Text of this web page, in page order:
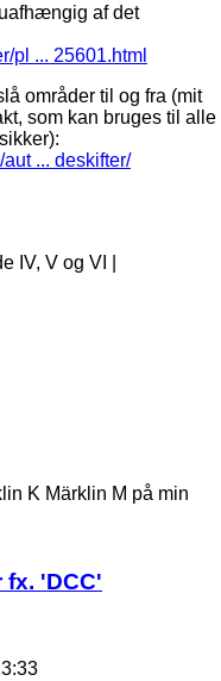
af det
pl ... 25601.html
områder til og fra (mit
som kan bruges til alle
... deskifter/
IV, V og VI |
K Märklin M på min
fx. 'DCC'